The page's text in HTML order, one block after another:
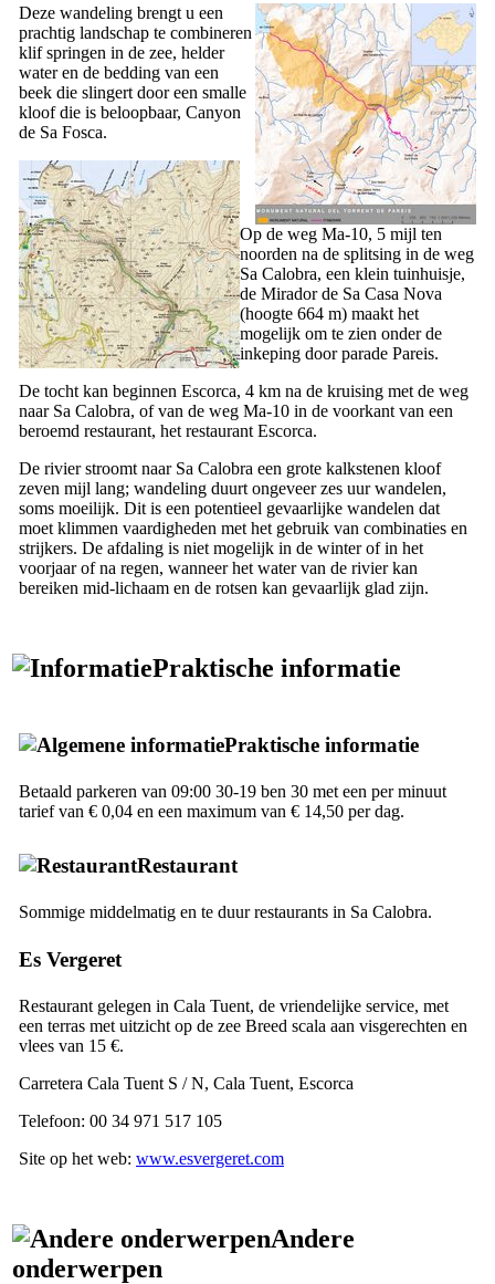
Deze wandeling brengt u een
prachtig landschap te combineren
klif springen in de zee, helder
water en de bedding van een
beek die slingert door een smalle
kloof die is beloopbaar, Canyon
de Sa Fosca.
Op de weg Ma-10, 5 mijl ten
noorden na de splitsing in de weg
Sa Calobra, een klein tuinhuisje,
de Mirador de Sa Casa Nova
(hoogte 664 m) maakt het
mogelijk om te zien onder de
inkeping door parade Pareis.
De tocht kan beginnen Escorca, 4 km na de kruising met de weg
naar Sa Calobra, of van de weg Ma-10 in de voorkant van een
beroemd restaurant, het restaurant Escorca.
De rivier stroomt naar Sa Calobra een grote kalkstenen kloof
zeven mijl lang; wandeling duurt ongeveer zes uur wandelen,
soms moeilijk. Dit is een potentieel gevaarlijke wandelen dat
moet klimmen vaardigheden met het gebruik van combinaties en
strijkers. De afdaling is niet mogelijk in de winter of in het
voorjaar of na regen, wanneer het water van de rivier kan
bereiken mid-lichaam en de rotsen kan gevaarlijk glad zijn.
Praktische informatie
Praktische informatie
Betaald parkeren van 09:00 30-19 ben 30 met een per minuut
tarief van € 0,04 en een maximum van € 14,50 per dag.
Restaurant
Sommige middelmatig en te duur restaurants in Sa Calobra.
Es Vergeret
Restaurant gelegen in Cala Tuent, de vriendelijke service, met
een terras met uitzicht op de zee Breed scala aan visgerechten en
vlees van 15 €.
Carretera Cala Tuent S / N, Cala Tuent, Escorca
Telefoon: 00 34 971 517 105
Site op het web: www.esvergeret.com
Andere
onderwerpen